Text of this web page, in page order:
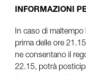
INFORMAZIONI
In caso di
prima delle ore
ne consentano il
22.15, potrà